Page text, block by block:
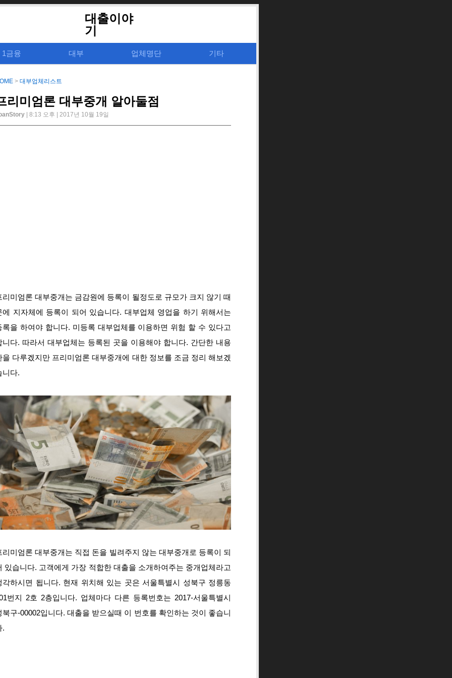
대출이야
기
1금융 대부 업체명단 기타
> 대부업체리스트
리미엄론 대부중개 알아둘점
| 8:13 오후 | 2017년 10월 19일
리미엄론 대부중개는 금감원에 등록이 될정도로 규모가 크지 않기 때
에 지자체에 등록이 되어 있습니다. 대부업체 영업을 하기 위해서는
록을 하여야 합니다. 미등록 대부업체를 이용하면 위험 할 수 있다고
니다. 따라서 대부업체는 등록된 곳을 이용해야 합니다. 간단한 내용
을 다루겠지만 프리미엄론 대부중개에 대한 정보를 조금 정리 해보겠
니다.
리미엄론 대부중개는 직접 돈을 빌려주지 않는 대부중개로 등록이 되
있습니다. 고객에게 가장 적합한 대출을 소개하여주는 중개업체라고
각하시면 됩니다. 현재 위치해 있는 곳은 서울특별시 성북구 정릉동
번지 2호 2층입니다. 업체마다 다른 등록번호는 2017-서울특별시
북구-00002입니다. 대출을 받으실때 이 번호를 확인하는 것이 좋습니
.